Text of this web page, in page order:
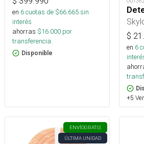
en 6cuotas de $66.665sin
interés
ahorras $16.000 por
transferencia.
Disponible
$
en 6
+5
ENVÍOGRATIS
ÚLTIMA UNIDAD